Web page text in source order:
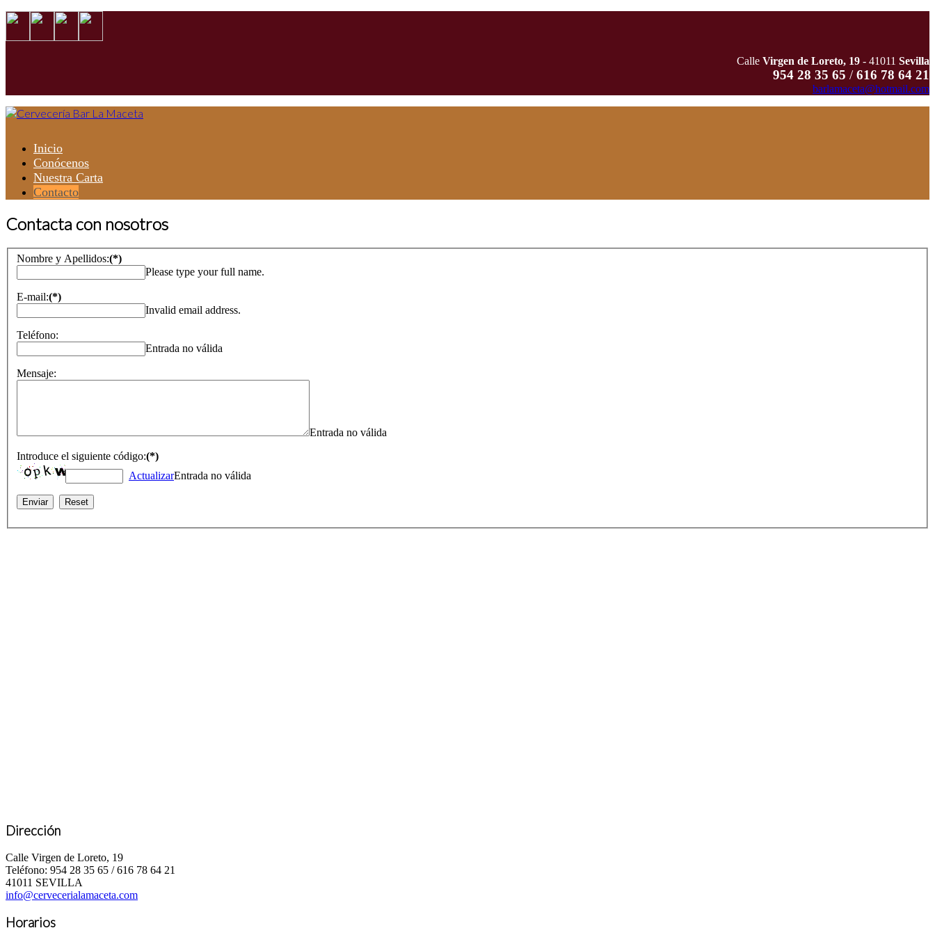
Calle Virgen de Loreto, 19 - 41011 Sevilla
954 28 35 65 /616 78 64 21
barlamaceta@hotmail.com
Inicio
Conócenos
Nuestra Carta
Contacto
Contacta con nosotros
Nombre y Apellidos:(*)
Please type your full name.
E-mail:(*)
Invalid email address.
Teléfono:
Entrada no válida
Mensaje:
Entrada no válida
Introduce el siguiente código:(*)
ActualizarEntrada no válida
Dirección
Calle Virgen de Loreto, 19
Teléfono: 954 28 35 65 / 616 78 64 21
41011 SEVILLA
info@cervecerialamaceta.com
Horarios